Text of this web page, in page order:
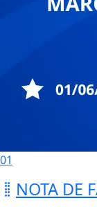
01
NOTA DE